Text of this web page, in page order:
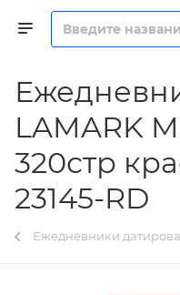
LAMARK
320стр
23145-RD
Ежедневники